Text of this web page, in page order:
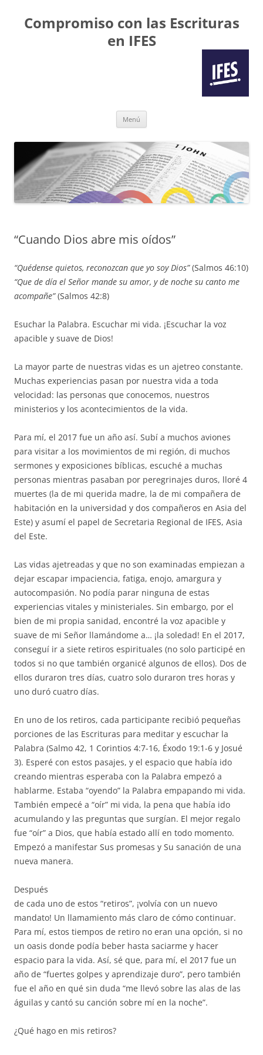
Compromiso con las Escrituras
en IFES
Menú
“Cuando Dios abre mis oídos”
“Quédense quietos, reconozcan que yo soy Dios”(Salmos 46:10)
“Que de día el Señor mande su amor, y de noche su canto me
acompañe”(Salmos 42:8)
Esuchar la Palabra. Escuchar mi vida. ¡Escuchar la voz
apacible y suave de Dios!
La mayor parte de nuestras vidas es un ajetreo constante.
Muchas experiencias pasan por nuestra vida a toda
velocidad: las personas que conocemos, nuestros
ministerios y los acontecimientos de la vida.
Para mí, el 2017 fue un año así. Subí a muchos aviones
para visitar a los movimientos de mi región, di muchos
sermones y exposiciones bíblicas, escuché a muchas
personas mientras pasaban por peregrinajes duros, lloré 4
muertes (la de mi querida madre, la de mi compañera de
habitación en la universidad y dos compañeros en Asia del
Este) y asumí el papel de Secretaria Regional de IFES, Asia
del Este.
Las vidas ajetreadas y que no son examinadas empiezan a
dejar escapar impaciencia, fatiga, enojo, amargura y
autocompasión. No podía parar ninguna de estas
experiencias vitales y ministeriales. Sin embargo, por el
bien de mi propia sanidad, encontré la voz apacible y
suave de mi Señor llamándome a… ¡la soledad! En el 2017,
conseguí ir a siete retiros espirituales (no solo participé en
todos si no que también organicé algunos de ellos). Dos de
ellos duraron tres días, cuatro solo duraron tres horas y
uno duró cuatro días.
En uno de los retiros, cada participante recibió pequeñas
porciones de las Escrituras para meditar y escuchar la
Palabra (Salmo 42, 1 Corintios 4:7-16, Éxodo 19:1-6 y Josué
3). Esperé con estos pasajes, y el espacio que había ido
creando mientras esperaba con la Palabra empezó a
hablarme. Estaba “oyendo” la Palabra empapando mi vida.
También empecé a “oír” mi vida, la pena que había ido
acumulando y las preguntas que surgían. El mejor regalo
fue “oír” a Dios, que había estado allí en todo momento.
Empezó a manifestar Sus promesas y Su sanación de una
nueva manera.
Después
de cada uno de estos “retiros”, ¡volvía con un nuevo
mandato! Un llamamiento más claro de cómo continuar.
Para mí, estos tiempos de retiro no eran una opción, si no
un oasis donde podía beber hasta saciarme y hacer
espacio para la vida. Así, sé que, para mí, el 2017 fue un
año de “fuertes golpes y aprendizaje duro”, pero también
fue el año en qué sin duda “me llevó sobre las alas de las
águilas y cantó su canción sobre mí en la noche”.
¿Qué hago en mis retiros?